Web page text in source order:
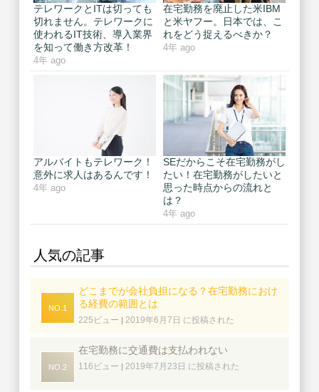
テレワークとITは切っても
切れません。テレワークに
使われるIT技術、導入業界
を知って働き方改革！
4年 ago
在宅勤務を廃止した米IBM
と米ヤフー。日本では、こ
れをどう捉えるべきか？
4年 ago
アルバイトもテレワーク！
意外に求人はあるんです！
4年 ago
SEだからこそ在宅勤務がし
たい！在宅勤務がしたいと
思った時点からの流れと
は？
4年 ago
人気の記事
どこまでが会社負担になる？在宅勤務におけ
る経費の範囲とは
225ビュー | 2019年6月7日 に投稿された
在宅勤務に交通費は支払われない
116ビュー | 2019年7月23日 に投稿された